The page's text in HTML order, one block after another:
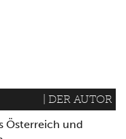
| DER AUTOR
Österreich und